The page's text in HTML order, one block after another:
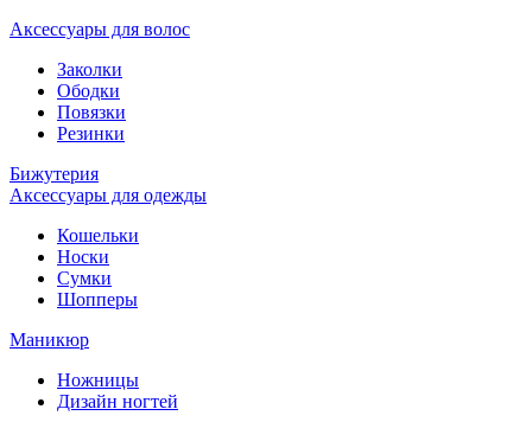
Аксессуары для волос
Заколки
Ободки
Повязки
Резинки
Бижутерия
Аксессуары для одежды
Кошельки
Носки
Сумки
Шопперы
Маникюр
Ножницы
Дизайн ногтей